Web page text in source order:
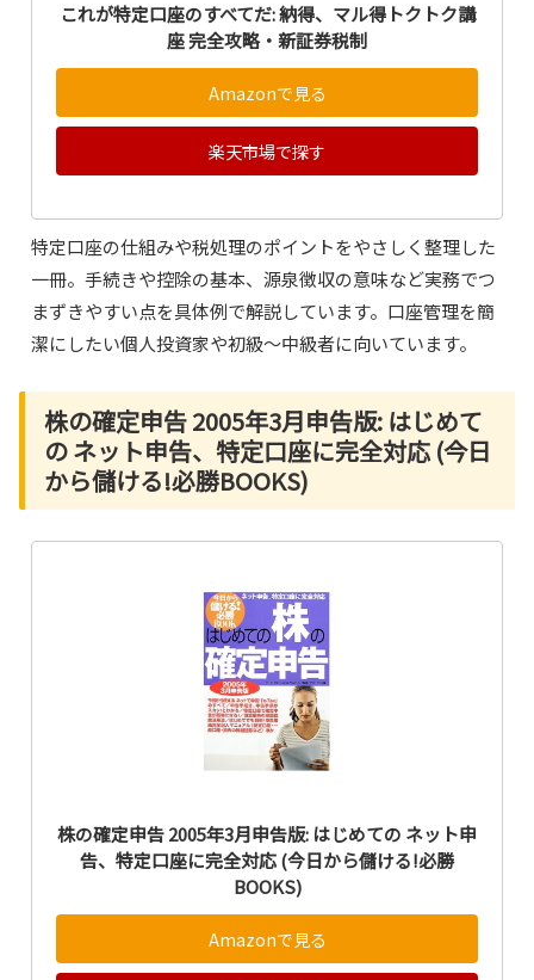
これが特定口座のすべてだ: 納得、マル得トクトク講
座 完全攻略・新証券税制
Amazonで見る
楽天市場で探す
特定口座の仕組みや税処理のポイントをやさしく整理した
一冊。手続きや控除の基本、源泉徴収の意味など実務でつ
まずきやすい点を具体例で解説しています。口座管理を簡
潔にしたい個人投資家や初級〜中級者に向いています。
株の確定申告 2005年3月申告版: はじめて
の ネット申告、特定口座に完全対応 (今日
から儲ける!必勝BOOKS)
株の確定申告 2005年3月申告版: はじめての ネット申
告、特定口座に完全対応 (今日から儲ける!必勝
BOOKS)
Amazonで見る